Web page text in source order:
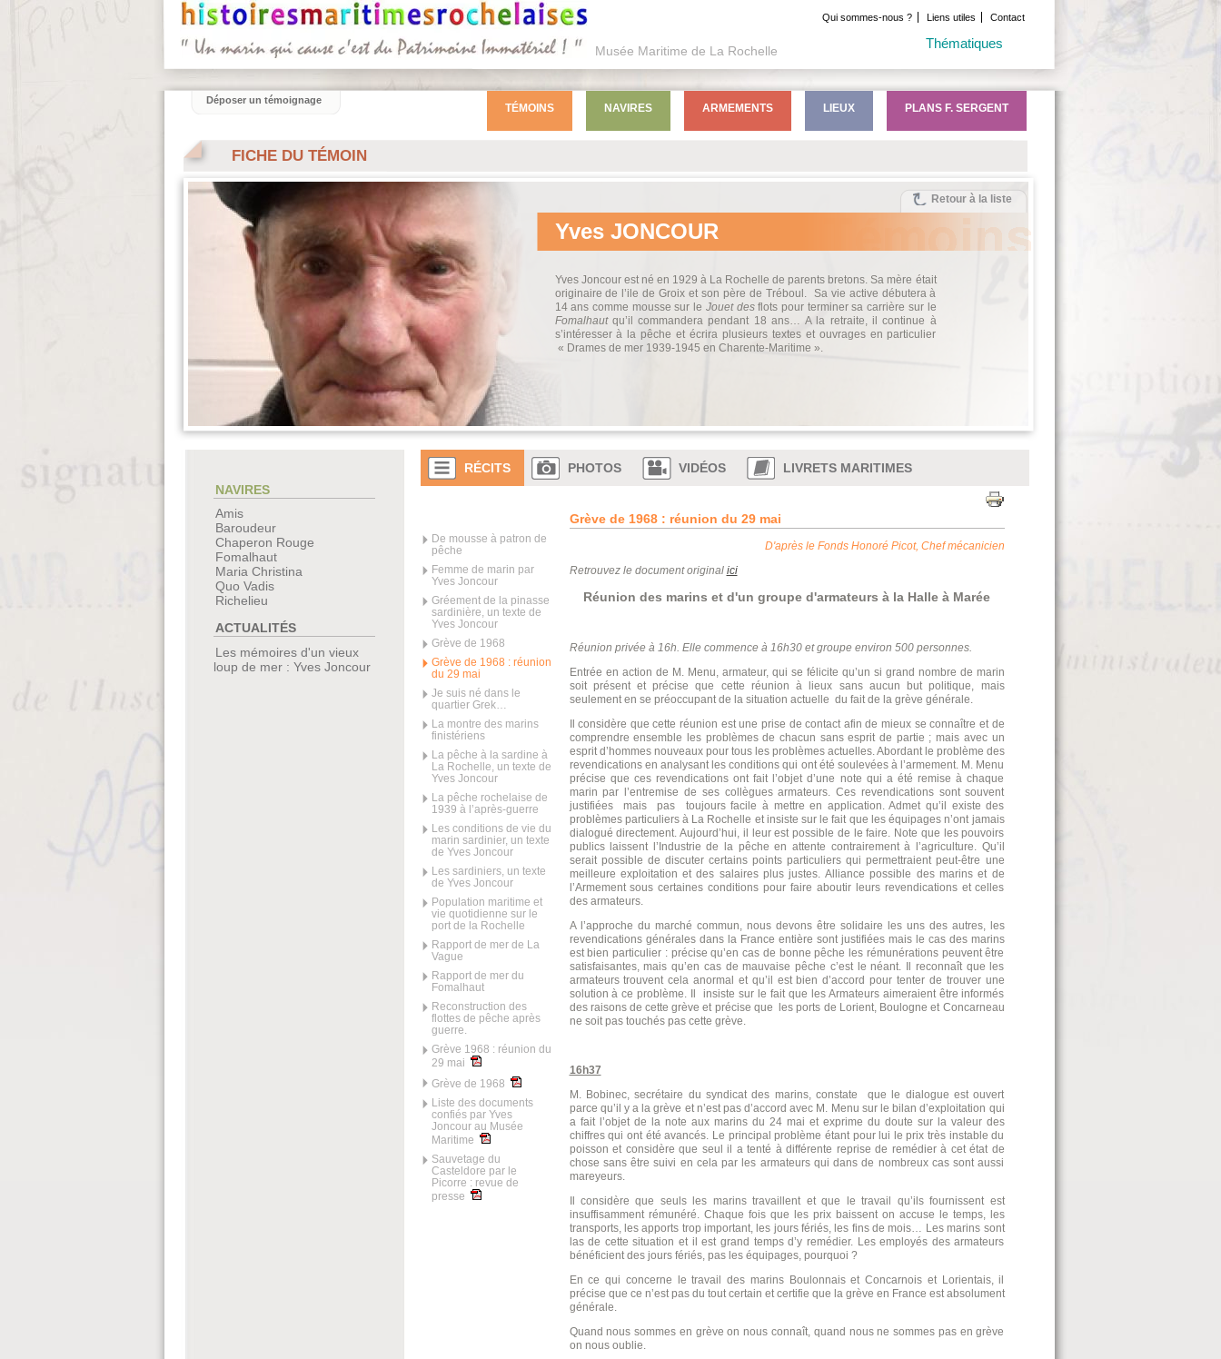
Musée Maritime de La Rochelle
Qui sommes-nous ? Liens utiles Contact
Thématiques
FICHE DU TÉMOIN
Retour à la liste
Yves JONCOUR
Yves Joncour est né en 1929 à La Rochelle de parents bretons. Sa mère était
originaire de l’ile de Groix et son père de Tréboul. Sa vie active débutera à
14 ans comme mousse sur le Jouet desflots pour terminer sa carrière sur le
Fomalhautqu’il commandera pendant 18 ans… A la retraite, il continue à
s’intéresser à la pêche et écrira plusieurs textes et ouvrages en particulier
« Drames de mer 1939-1945 en Charente-Maritime ».
NAVIRES
Amis
Baroudeur
Chaperon Rouge
Fomalhaut
Maria Christina
Quo Vadis
Richelieu
ACTUALITÉS
Les mémoires d'un vieux
loup de mer : Yves Joncour
RÉCITS PHOTOS VIDÉOS LIVRETS MARITIMES
De mousse à patron de
pêche
Femme de marin par
Yves Joncour
Gréement de la pinasse
sardinière, un texte de
Yves Joncour
Grève de 1968
Grève de 1968 : réunion
du 29 mai
Je suis né dans le
quartier Grek…
La montre des marins
finistériens
La pêche à la sardine à
La Rochelle, un texte de
Yves Joncour
La pêche rochelaise de
1939 à l’après-guerre
Les conditions de vie du
marin sardinier, un texte
de Yves Joncour
Les sardiniers, un texte
de Yves Joncour
Population maritime et
vie quotidienne sur le
port de la Rochelle
Rapport de mer de La
Vague
Rapport de mer du
Fomalhaut
Reconstruction des
flottes de pêche après
guerre.
Grève 1968 : réunion du
29 mai
Grève de 1968
Liste des documents
confiés par Yves
Joncour au Musée
Maritime
Sauvetage du
Casteldore par le
Picorre : revue de
presse
Grève de 1968 : réunion du 29 mai
D'après le Fonds Honoré Picot, Chef mécanicien
Retrouvez le document original ici
Réunion des marins et d'un groupe d'armateurs à la Halle à Marée
Réunion privée à 16h. Elle commence à 16h30 et groupe environ 500 personnes.
Entrée en action de M. Menu, armateur, qui se félicite qu’un si grand nombre de marin
soit présent et précise que cette réunion à lieux sans aucun but politique, mais
seulement en se préoccupant de la situation actuelle du fait de la grève générale.
Il considère que cette réunion est une prise de contact afin de mieux se connaître et de
comprendre ensemble les problèmes de chacun sans esprit de partie ; mais avec un
esprit d’hommes nouveaux pour tous les problèmes actuelles. Abordant le problème des
revendications en analysant les conditions qui ont été soulevées à l’armement. M. Menu
précise que ces revendications ont fait l’objet d’une note qui a été remise à chaque
marin par l’entremise de ses collègues armateurs. Ces revendications sont souvent
justifiées mais pas toujours facile à mettre en application. Admet qu’il existe des
problèmes particuliers à La Rochelle et insiste sur le fait que les équipages n’ont jamais
dialogué directement. Aujourd’hui, il leur est possible de le faire. Note que les pouvoirs
publics laissent l’Industrie de la pêche en attente contrairement à l’agriculture. Qu’il
serait possible de discuter certains points particuliers qui permettraient peut-être une
meilleure exploitation et des salaires plus justes. Alliance possible des marins et de
l’Armement sous certaines conditions pour faire aboutir leurs revendications et celles
des armateurs.
A l’approche du marché commun, nous devons être solidaire les uns des autres, les
revendications générales dans la France entière sont justifiées mais le cas des marins
est bien particulier : précise qu’en cas de bonne pêche les rémunérations peuvent être
satisfaisantes, mais qu’en cas de mauvaise pêche c’est le néant. Il reconnaît que les
armateurs trouvent cela anormal et qu’il est bien d’accord pour tenter de trouver une
solution à ce problème. Il insiste sur le fait que les Armateurs aimeraient être informés
des raisons de cette grève et précise que les ports de Lorient, Boulogne et Concarneau
ne soit pas touchés pas cette grève.
16h37
M. Bobinec, secrétaire du syndicat des marins, constate que le dialogue est ouvert
parce qu’il y a la grève et n’est pas d’accord avec M. Menu sur le bilan d’exploitation qui
a fait l’objet de la note aux marins du 24 mai et exprime du doute sur la valeur des
chiffres qui ont été avancés. Le principal problème étant pour lui le prix très instable du
poisson et considère que seul il a tenté à différente reprise de remédier à cet état de
chose sans être suivi en cela par les armateurs qui dans de nombreux cas sont aussi
mareyeurs.
Il considère que seuls les marins travaillent et que le travail qu’ils fournissent est
insuffisamment rémunéré. Chaque fois que les prix baissent on accuse le temps, les
transports, les apports trop important, les jours fériés, les fins de mois… Les marins sont
las de cette situation et il est grand temps d’y remédier. Les employés des armateurs
bénéficient des jours fériés, pas les équipages, pourquoi ?
En ce qui concerne le travail des marins Boulonnais et Concarnois et Lorientais, il
précise que ce n’est pas du tout certain et certifie que la grève en France est absolument
générale.
Quand nous sommes en grève on nous connaît, quand nous ne sommes pas en grève
on nous oublie.
TÉMOINS NAVIRES ARMEMENTS LIEUX PLANS F. SERGENT
Déposer un témoignage